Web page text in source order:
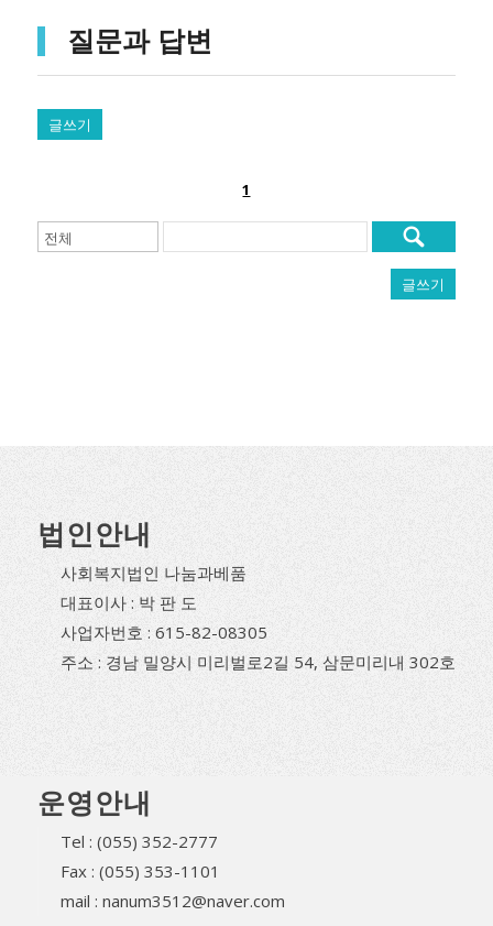
질문과 답변
글쓰기
1
글쓰기
법인안내
사회복지법인 나눔과베품
대표이사 : 박 판 도
사업자번호 : 615-82-08305
주소 : 경남 밀양시 미리벌로2길 54, 삼문미리내 302호
운영안내
Tel : (055) 352-2777
Fax : (055) 353-1101
mail : nanum3512@naver.com